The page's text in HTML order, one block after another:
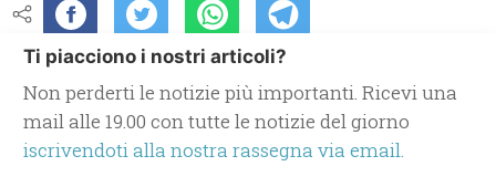
Ti piacciono i nostri articoli?
Non perderti le notizie più importanti. Ricevi una
mail alle 19.00 con tutte le notizie del giorno
iscrivendoti alla nostra rassegna via email.